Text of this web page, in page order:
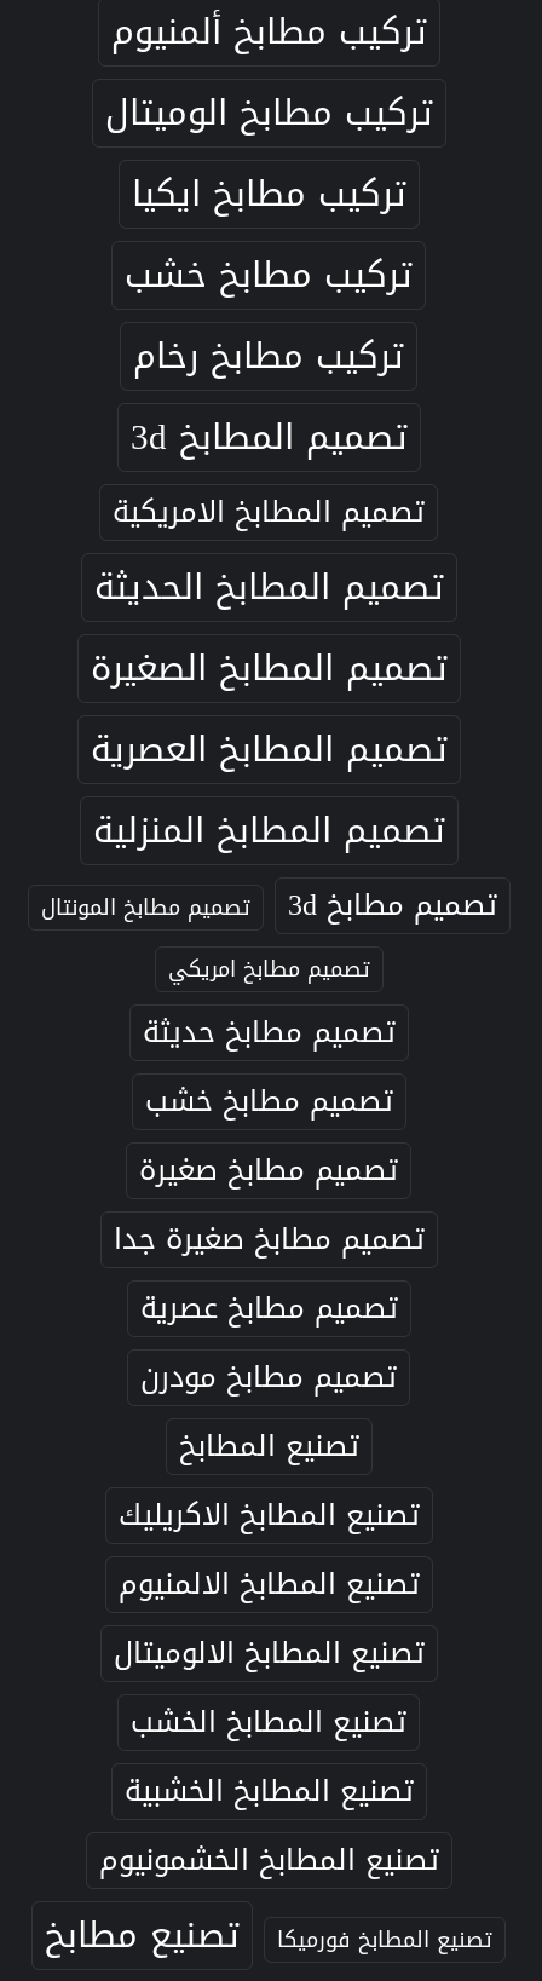
تركيب مطابخ ألمنيوم
تركيب مطابخ الوميتال
تركيب مطابخ ايكيا
تركيب مطابخ خشب
تركيب مطابخ رخام
تصميم المطابخ 3d
تصميم المطابخ الامريكية
تصميم المطابخ الحديثة
تصميم المطابخ الصغيرة
تصميم المطابخ العصرية
تصميم المطابخ المنزلية
تصميم مطابخ 3d
تصميم مطابخ المونتال
تصميم مطابخ امريكي
تصميم مطابخ حديثة
تصميم مطابخ خشب
تصميم مطابخ صغيرة
تصميم مطابخ صغيرة جدا
تصميم مطابخ عصرية
تصميم مطابخ مودرن
تصنيع المطابخ
تصنيع المطابخ الاكريليك
تصنيع المطابخ الالمنيوم
تصنيع المطابخ الالوميتال
تصنيع المطابخ الخشب
تصنيع المطابخ الخشبية
تصنيع المطابخ الخشمونيوم
تصنيع المطابخ فورميكا
تصنيع مطابخ